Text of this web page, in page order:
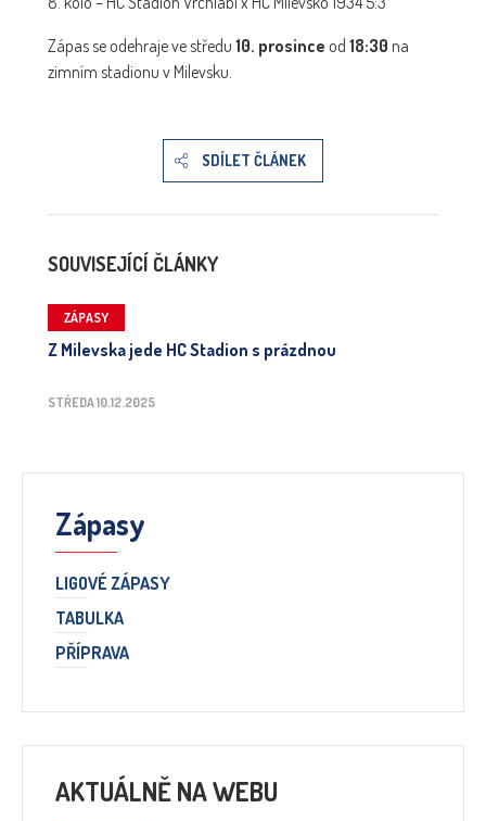
Zápas se odehraje ve středu 10. prosince od 18:30 na
zimním stadionu v Milevsku.
SDÍLET ČLÁNEK
SOUVISEJÍCÍ ČLÁNKY
ZÁPASY
Z Milevska jede HC Stadion s prázdnou
STŘEDA 10.12.2025
Zápasy
LIGOVÉ ZÁPASY
TABULKA
PŘÍPRAVA
AKTUÁLNĚ NA WEBU